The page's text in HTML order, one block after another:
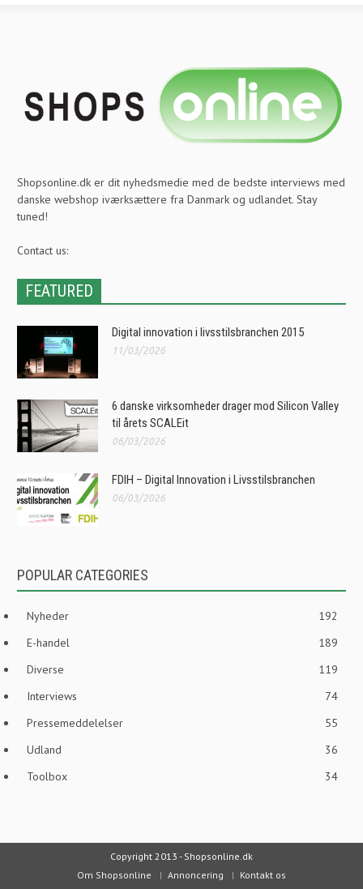
Shopsonline.dk er dit nyhedsmedie med de bedste interviews med
danske webshop iværksættere fra Danmark og udlandet. Stay
tuned!
Contact us:
FEATURED
Digital innovation i livsstilsbranchen 2015
11/03/2026
6 danske virksomheder drager mod Silicon Valley
til årets SCALEit
06/03/2026
FDIH – Digital Innovation i Livsstilsbranchen
06/03/2026
POPULAR CATEGORIES
Nyheder
192
E-handel
189
Diverse
119
Interviews
74
Pressemeddelelser
55
Udland
36
Toolbox
34
Copyright 2013 - Shopsonline.dk
Om Shopsonline
Annoncering Kontakt os